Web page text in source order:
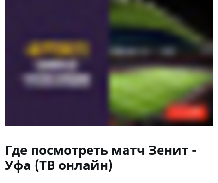
Где посмотреть матч Зенит -
Уфа (ТВ онлайн)